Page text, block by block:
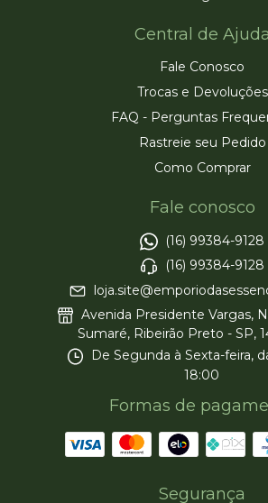
Central de Ajuda
Fale Conosco
Trocas e Devoluções
FAQ - Perguntas
Rastreie seu Pedido
Como Comprar
Fale conosco
(16) 99384-9128
(16) 99384-9128
Avenida Presidente Vargas,
Sumaré, Ribeirão Preto - SP,
De Segunda à Sexta-feira,
18:00
Formas de
Segurança